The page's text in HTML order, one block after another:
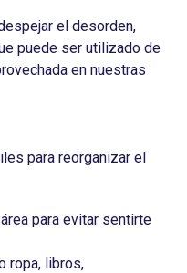
el desorden,
puede ser utilizado de
en nuestras
para reorganizar el
para evitar sentirte
ropa, libros,